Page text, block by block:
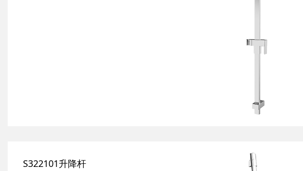
S322101升降杆